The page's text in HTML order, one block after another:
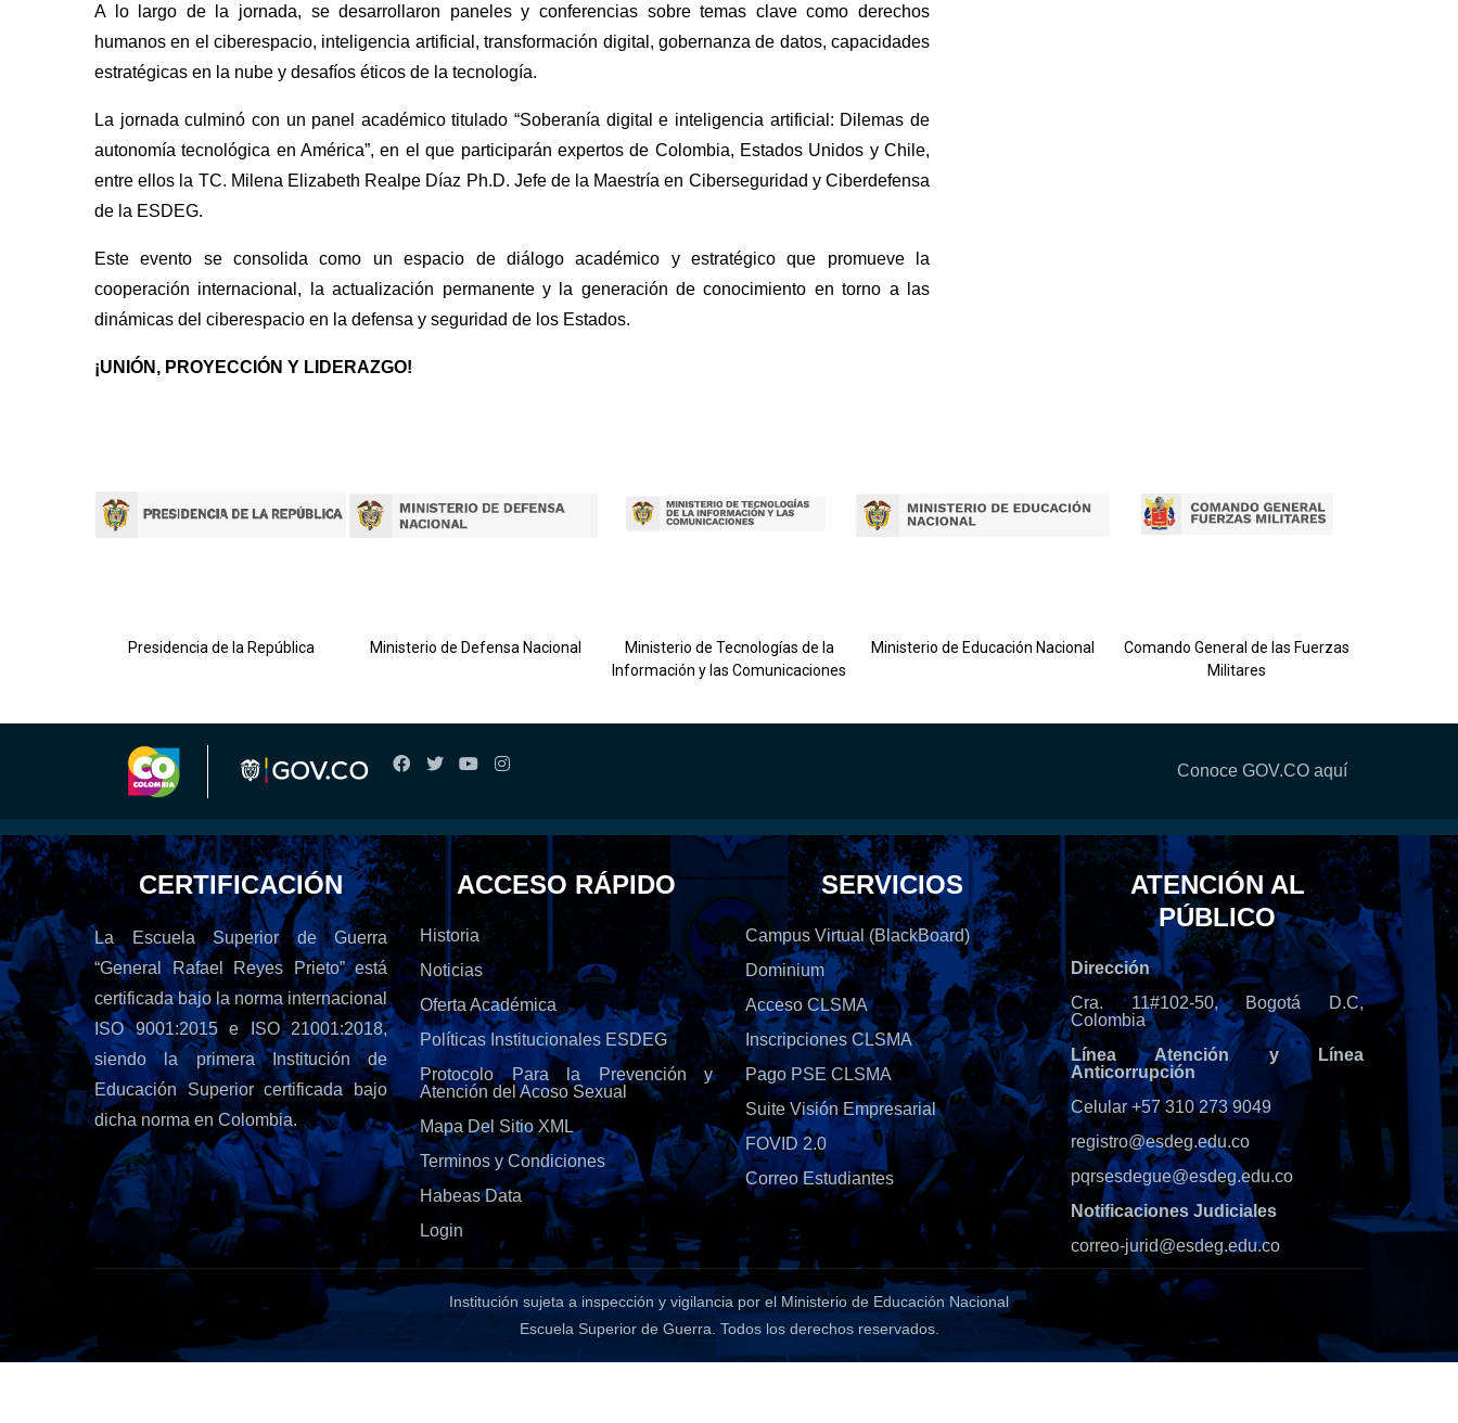
A lo largo de la jornada, se desarrollaron paneles y conferencias sobre temas clave como derechos
humanos en el ciberespacio, inteligencia artificial, transformación digital, gobernanza de datos, capacidades
estratégicas en la nube y desafíos éticos de la tecnología.
La jornada culminó con un panel académico titulado “Soberanía digital e inteligencia artificial: Dilemas de
autonomía tecnológica en América”, en el que participarán expertos de Colombia, Estados Unidos y Chile,
entre ellos la TC. Milena Elizabeth Realpe Díaz Ph.D. Jefe de la Maestría en Ciberseguridad y Ciberdefensa
de la ESDEG.
Este evento se consolida como un espacio de diálogo académico y estratégico que promueve la
cooperación internacional, la actualización permanente y la generación de conocimiento en torno a las
dinámicas del ciberespacio en la defensa y seguridad de los Estados.
¡UNIÓN, PROYECCIÓN Y LIDERAZGO!
Presidencia de la República
Ministerio de Defensa Nacional
Ministerio de Tecnologías de la
Información y las Comunicaciones
Ministerio de Educación Nacional
Comando General de las Fuerzas
Militares
Conoce GOV.CO aquí
CERTIFICACIÓN
La Escuela Superior de Guerra
“General Rafael Reyes Prieto” está
certificada bajo la norma internacional
ISO 9001:2015 e ISO 21001:2018,
siendo la primera Institución de
Educación Superior certificada bajo
dicha norma en Colombia.
ACCESO RÁPIDO
Historia
Noticias
Oferta Académica
Políticas Institucionales ESDEG
Protocolo Para la Prevención y
Atención del Acoso Sexual
Mapa Del Sitio XML
Terminos y Condiciones
Habeas Data
Login
SERVICIOS
Campus Virtual (BlackBoard)
Dominium
Acceso CLSMA
Inscripciones CLSMA
Pago PSE CLSMA
Suite Visión Empresarial
FOVID 2.0
Correo Estudiantes
ATENCIÓN AL
PÚBLICO
Dirección
Cra. 11#102-50, Bogotá D.C,
Colombia
Línea Atención y Línea
Anticorrupción
Celular +57 310 273 9049
registro@esdeg.edu.co
pqrsesdegue@esdeg.edu.co
Notificaciones Judiciales
correo-jurid@esdeg.edu.co
Institución sujeta a inspección y vigilancia por el Ministerio de Educación Nacional
Escuela Superior de Guerra. Todos los derechos reservados.